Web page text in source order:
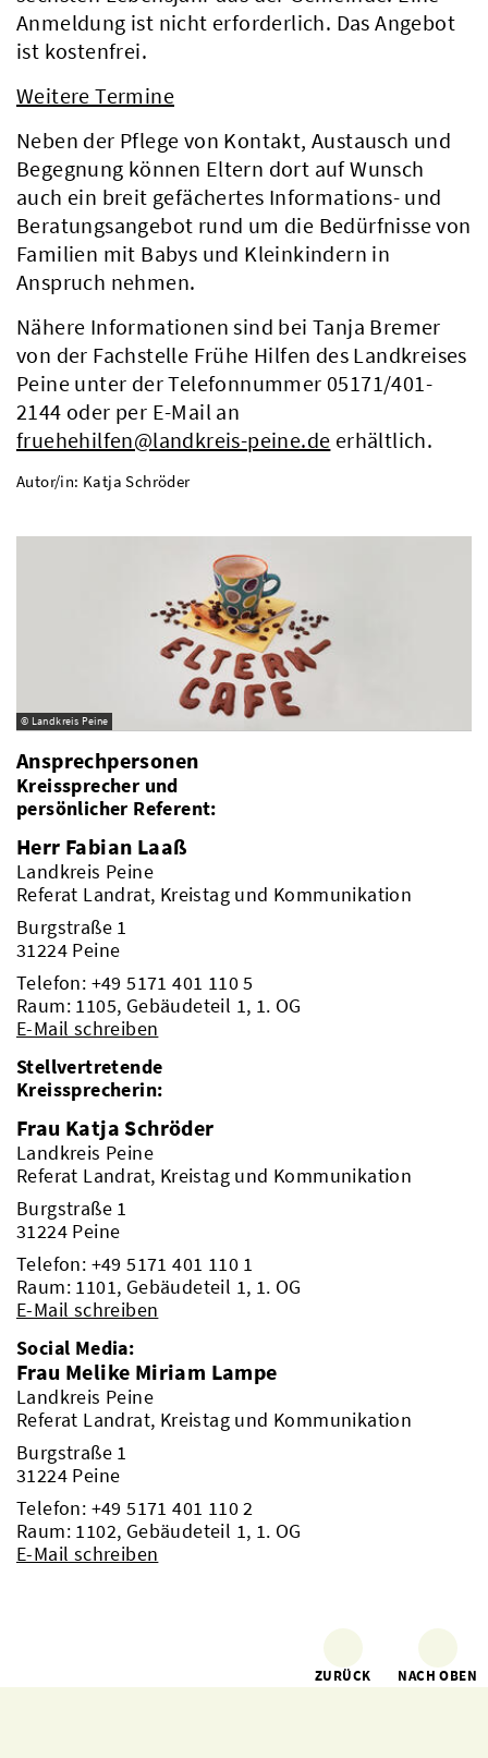
Anmeldung ist nicht erforderlich. Das Angebot
ist kostenfrei.
Weitere Termine
Neben der Pflege von Kontakt, Austausch und
Begegnung können Eltern dort auf Wunsch
auch ein breit gefächertes Informations- und
Beratungsangebot rund um die Bedürfnisse von
Familien mit Babys und Kleinkindern in
Anspruch nehmen.
Nähere Informationen sind bei Tanja Bremer
von der Fachstelle Frühe Hilfen des Landkreises
Peine unter der Telefonnummer 05171/401-
2144 oder per E-Mail an
fruehehilfen@landkreis-peine.de erhältlich.
Autor/in: Katja Schröder
© Landkreis Peine
Ansprechpersonen
Kreissprecher und
persönlicher Referent:
Herr Fabian Laaß
Landkreis Peine
Referat Landrat, Kreistag und Kommunikation
Burgstraße 1
31224 Peine
Telefon: +49 5171 401 110 5
Raum: 1105, Gebäudeteil 1, 1. OG
E-Mail schreiben
Stellvertretende
Kreissprecherin:
Frau Katja Schröder
Landkreis Peine
Referat Landrat, Kreistag und Kommunikation
Burgstraße 1
31224 Peine
Telefon: +49 5171 401 110 1
Raum: 1101, Gebäudeteil 1, 1. OG
E-Mail schreiben
Social Media:
Frau Melike Miriam Lampe
Landkreis Peine
Referat Landrat, Kreistag und Kommunikation
Burgstraße 1
31224 Peine
Telefon: +49 5171 401 110 2
Raum: 1102, Gebäudeteil 1, 1. OG
E-Mail schreiben
ZURÜCK NACH OBEN